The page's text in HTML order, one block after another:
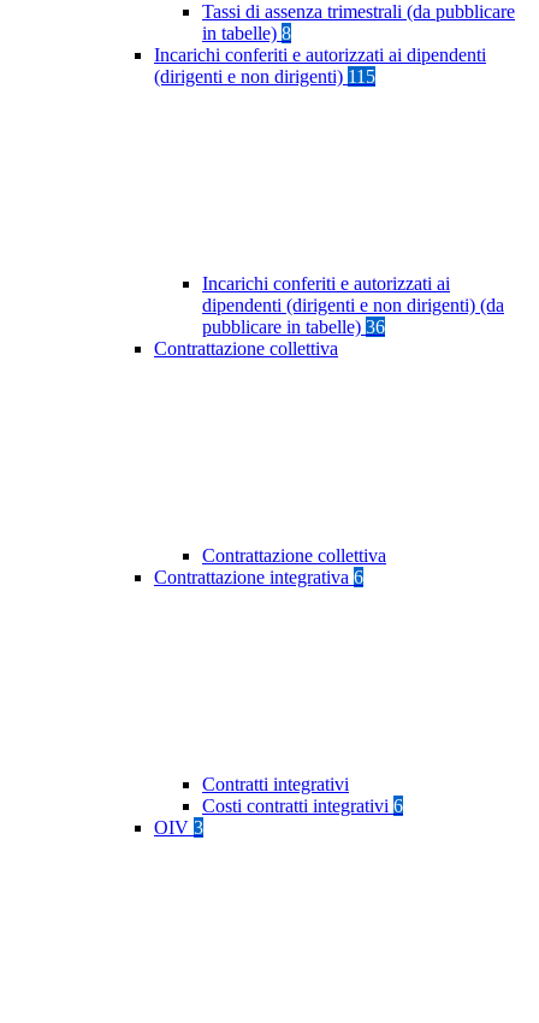
Tassi di assenza trimestrali (da pubblicare
in tabelle) 8
Incarichi conferiti e autorizzati ai dipendenti
(dirigenti e non dirigenti) 115
Incarichi conferiti e autorizzati ai
dipendenti (dirigenti e non dirigenti) (da
pubblicare in tabelle) 36
Contrattazione collettiva
Contrattazione collettiva
Contrattazione integrativa 6
Contratti integrativi
Costi contratti integrativi 6
OIV 3